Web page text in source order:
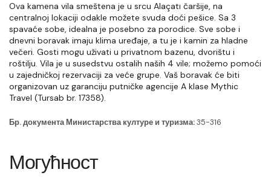
Ova kamena vila smeštena je u srcu Alaçatı čaršije, na
centralnoj lokaciji odakle možete svuda doći pešice. Sa 3
spavaće sobe, idealna je posebno za porodice. Sve sobe i
dnevni boravak imaju klima uređaje, a tu je i kamin za hladne
večeri. Gosti mogu uživati u privatnom bazenu, dvorištu i
roštilju. Vila je u susedstvu ostalih naših 4 vile; možemo pomoći
u zajedničkoj rezervaciji za veće grupe. Vaš boravak će biti
organizovan uz garanciju putničke agencije A klase Mythic
Travel (Tursab br. 17358).
Бр. документа Министарства културе и туризма:35-316
Могућност